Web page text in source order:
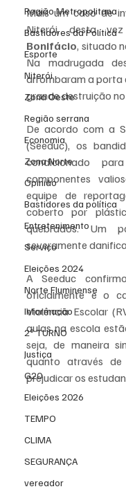
Região Metropolitana
Bastidores da Política
Esporte
Niterói
Zona Oeste
Região serrana
Economia
Zona Norte
Opinião
Bastidores da política
Entretenimento
Serviço
Eleições 2024
Norte Fluminense
Informação
2º TURNO
Justiça
G20
Eleições 2026
TEMPO
CLIMA
SEGURANÇA
vereador
Mais um caso de
Niterói, desta
Bonifácio, situado
Na madrugada
arrombaram a porta
grande destruição
De acordo com a
(Seeduc), os
condicionado
componentes
equipe de
coberto por
quebrados. Um
severamente
A Seeduc
oficialmente e o
Violência Escolar
aulas na escola
seja, de maneira
quanto através
prejudicar os